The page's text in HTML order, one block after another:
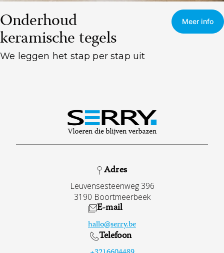
Onderhoud
keramische tegels
We leggen het stap per stap uit
Meer info
Adres
Leuvensesteenweg 396
3190 Boortmeerbeek
E-mail
hallo@serry.be
Telefoon